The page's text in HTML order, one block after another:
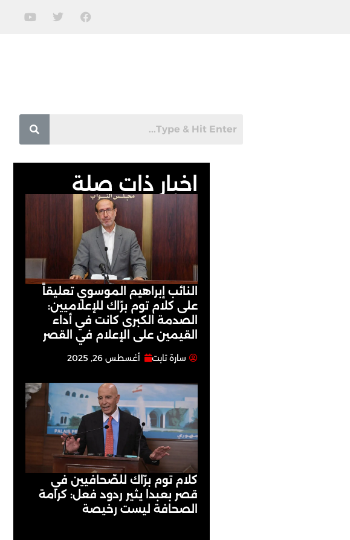
اخبار ذات صلة
النائب إبراهيم الموسوي تعليقاً
على كلام توم برّاك للإعلاميين:
الصدمة الكبرى كانت في أداء
القيمين على ‏الإعلام في القصر
سارة تابت أغسطس 26, 2025
كلام توم برّاك للصّحافيين في
قصر بعبدا يثير ردود فعل: كرامة
الصحافة ليست رخيصة